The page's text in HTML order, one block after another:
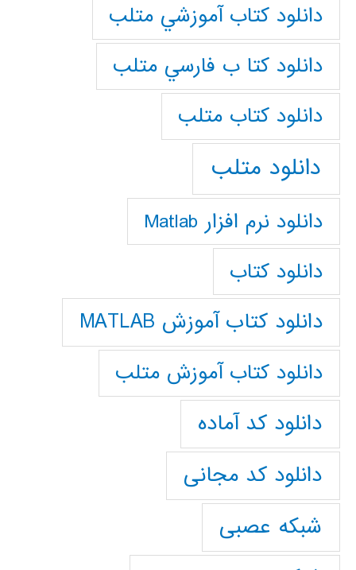
دانلود كتاب آموزشي متلب
دانلود كتا ب فارسي متلب
دانلود كتاب متلب
دانلود متلب
دانلود نرم افزار Matlab
دانلود کتاب
دانلود کتاب آموزش MATLAB
دانلود کتاب آموزش متلب
دانلود کد آماده
دانلود کد مجانی
شبکه عصبی